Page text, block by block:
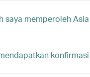
saya memperoleh